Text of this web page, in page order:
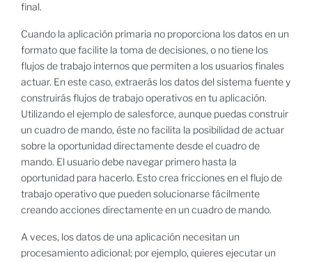
final.
Cuando la aplicación primaria no proporciona los datos en un
formato que facilite la toma de decisiones, o no tiene los
flujos de trabajo internos que permiten a los usuarios finales
actuar. En este caso, extraerás los datos del sistema fuente y
construirás flujos de trabajo operativos en tu aplicación.
Utilizando el ejemplo de salesforce, aunque puedas construir
un cuadro de mando, éste no facilita la posibilidad de actuar
sobre la oportunidad directamente desde el cuadro de
mando. El usuario debe navegar primero hasta la
oportunidad para hacerlo. Esto crea fricciones en el flujo de
trabajo operativo que pueden solucionarse fácilmente
creando acciones directamente en un cuadro de mando.
A veces, los datos de una aplicación necesitan un
procesamiento adicional; por ejemplo, quieres ejecutar un